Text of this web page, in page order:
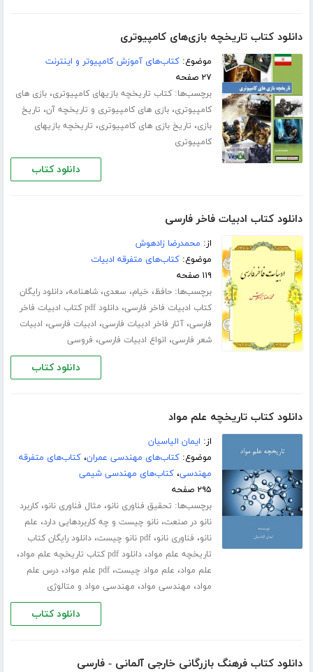
دانلود کتاب تاریخچه بازی‌های کامپیوتری
موضوع:کتاب‌های آموزش کامپیوتر و اینترنت
۲۷ صفحه
برچسب‌ها:کتاب تاریخچه بازیهای کامپیوتری،بازی های
کامپیوتری،بازی های کامپیوتری و تاریخچه آن، تاریخ
بازی، تاریخ بازی های کامپیوتری، تاریخچه بازیهای
کامپیوتری
دانلود کتاب
دانلود کتاب ادبیات فاخر فارسی
از: محمدرضا زادهوش
موضوع:کتاب‌های متفرقه ادبیات
۱۱۹ صفحه
برچسب‌ها:حافظ، خیام، سعدی،شاهنامه،دانلود رایگان
کتاب ادبیات فاخر فارسی،
دانلود pdf کتاب ادبیات فاخر
فارسی،آثار فاخر ادبیات فارسی، ادبیات فارسی، ادبیات
شعر فارسی، انواع ادبیات فارسی، فروسی
دانلود کتاب
دانلود کتاب تاریخچه علم مواد
از: ایمان الیاسیان
موضوع:کتاب‌های مهندسی عمران،کتاب‌های متفرقه
مهندسی،کتاب‌های مهندسی شیمی
۲۹۵ صفحه
برچسب‌ها: تحقیق فناوری نانو، مثال فناوری نانو،کاربرد
نانو در صنعت،نانو چیست و چه کاربردهایی دارد، علم
نانو، فناوری نانو،pdf نانو چیست ،دانلود رایگان کتاب
تاریخچه علم مواد،دانلود pdf کتاب تاریخچه علم مواد ،
علم مواد، علم مواد چیست،pdf علم مواد ،درس علم
مواد، مهندسی مواد، مهندسی مواد و متالوژی
دانلود کتاب
دانلود کتاب فرهنگ بازرگانی خارجی آلمانی - فارسی